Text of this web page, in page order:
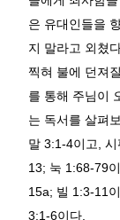
은 유대인들을
지 말라고 외쳤
찍혀 불에 던져
를 통해 주님이
는 독서를 살펴
말 3:1-4이고 시
13; 눅 1:68-79
15a; 빌 1:3-11
3:1-6이다